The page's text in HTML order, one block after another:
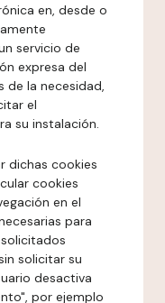
en, desde o
servicio de
expresa del
de la necesidad,
el
su instalación.
dichas cookies
cookies
en el
para
solicitar su
desactiva
por ejemplo